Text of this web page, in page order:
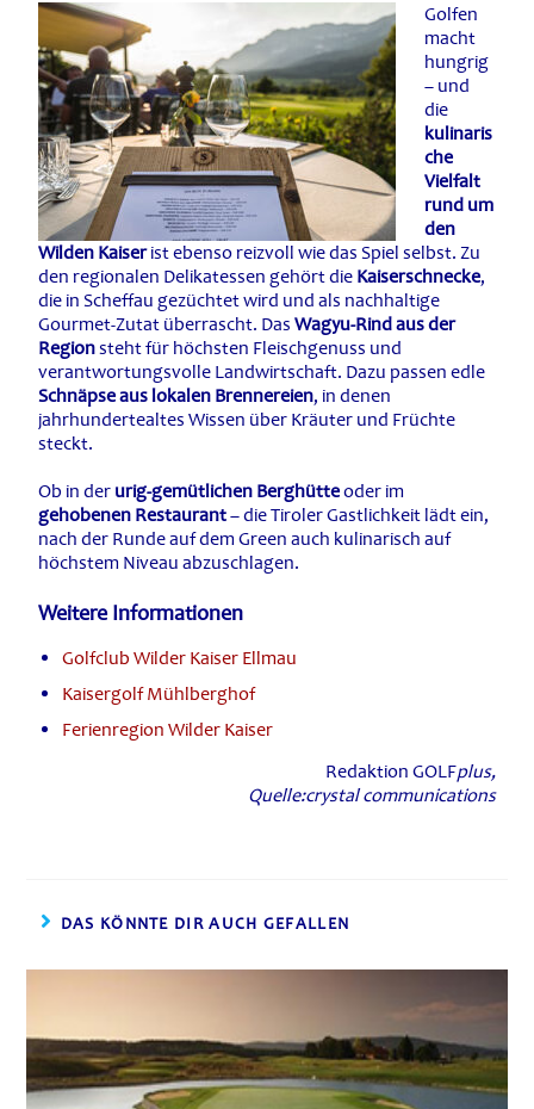
Golfen
macht
hungrig
– und
die
kulinaris
che
Vielfalt
rund um
den
Wilden Kaiserist ebenso reizvoll wie das Spiel selbst. Zu
den regionalen Delikatessen gehört die Kaiserschnecke,
die in Scheffau gezüchtet wird und als nachhaltige
Gourmet-Zutat überrascht. DasWagyu-Rind aus der
Regionsteht für höchsten Fleischgenuss und
verantwortungsvolle Landwirtschaft. Dazu passen edle
Schnäpse aus lokalen Brennereien, in denen
jahrhundertealtes Wissen über Kräuter und Früchte
steckt.
Ob in der urig-gemütlichen Berghütteoder im
gehobenen Restaurant– die Tiroler Gastlichkeit lädt ein,
nach der Runde auf dem Green auch kulinarisch auf
höchstem Niveau abzuschlagen.
Weitere Informationen
Golfclub Wilder Kaiser Ellmau
Kaisergolf Mühlberghof
Ferienregion Wilder Kaiser
Redaktion GOLFplus,
Quelle:crystal communications
DAS KÖNNTE DIR AUCH GEFALLEN